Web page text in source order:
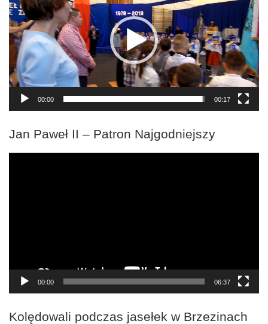
00:00 00:17
Jan Paweł II – Patron Najgodniejszy
00:00 06:37
Kolędowali podczas jasełek w Brzezinach